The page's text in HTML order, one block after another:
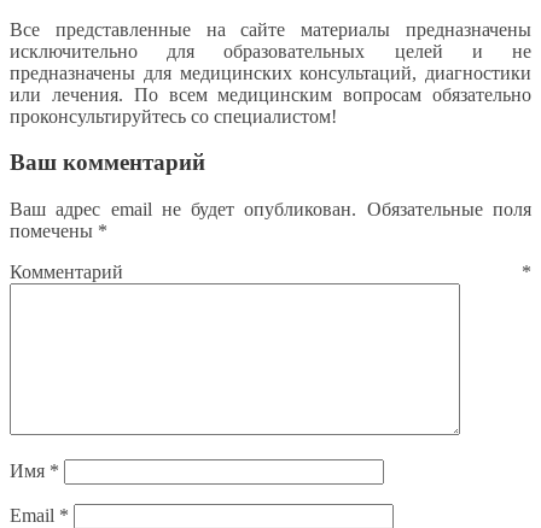
Все представленные на сайте материалы предназначены
исключительно для образовательных целей и не
предназначены для медицинских консультаций, диагностики
или лечения. По всем медицинским вопросам обязательно
проконсультируйтесь со специалистом!
Ваш комментарий
Ваш адрес email не будет опубликован. Обязательные поля
помечены *
Комментарий *
Имя *
Email *